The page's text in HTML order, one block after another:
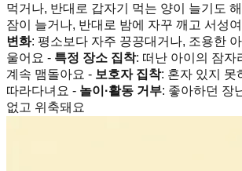
먹거나, 반대로 갑자기 먹는 양이 늘기도
잠이 늘거나, 반대로 밤에 자꾸 깨고 서성
변화: 평소보다 자주 끙끙대거나, 조용한 아
울어요 - 특정 장소 집착: 떠난 아이의 잠자
계속 맴돌아요 - 보호자 집착: 혼자 있지 못
따라다녀요 - 놀이·활동 거부: 좋아하던 장
없고 위축돼요